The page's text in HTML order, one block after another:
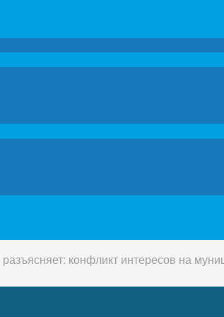
конфликт интересов на